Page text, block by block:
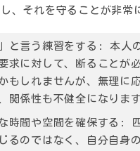
、それを守ることが非常
と言う練習をする : 本人
求に対して、断ることが
もしれませんが、無理に
関係性も不健全になります
時間や空間を確保する :
るのではなく、自分自身